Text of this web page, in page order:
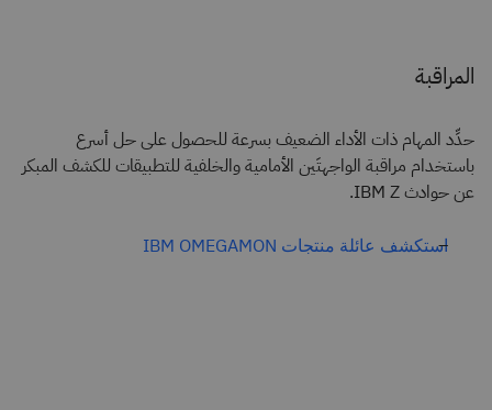
المراقبة
حدِّد المهام ذات الأداء الضعيف بسرعة للحصول على حل أسرع
باستخدام مراقبة الواجهتَين الأمامية والخلفية للتطبيقات للكشف المبكر
عن حوادث IBM Z.
استكشف عائلة منتجات IBM OMEGAMON